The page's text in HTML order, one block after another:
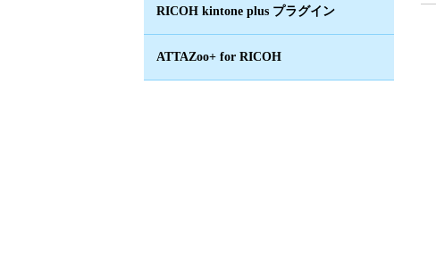
RICOH kintone plus プラグイン
ATTAZoo+ for RICOH